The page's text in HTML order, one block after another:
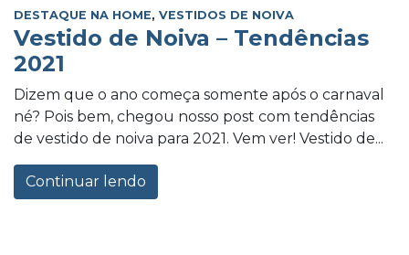
DESTAQUE NA HOME, VESTIDOS DE NOIVA
Vestido de Noiva – Tendências
2021
Dizem que o ano começa somente após o carnaval
né? Pois bem, chegou nosso post com tendências
de vestido de noiva para 2021. Vem ver! Vestido de...
Continuar lendo